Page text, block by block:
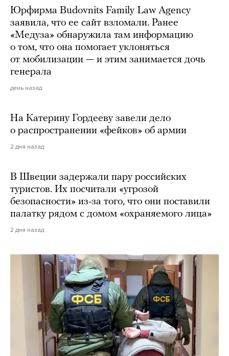
Юрфирма Budovnits Family Law Agency
заявила, что ее сайт взломали. Ранее
«Медуза» обнаружила там информацию
о том, что она помогает уклоняться
от мобилизации — и этим занимается дочь
генерала
день назад
На Катерину Гордееву завели дело
о распространении «фейков» об армии
2 дня назад
В Швеции задержали пару российских
туристов. Их посчитали «угрозой
безопасности» из-за того, что они поставили
палатку рядом с домом «охраняемого лица»
2 дня назад